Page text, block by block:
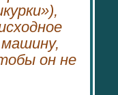
он не